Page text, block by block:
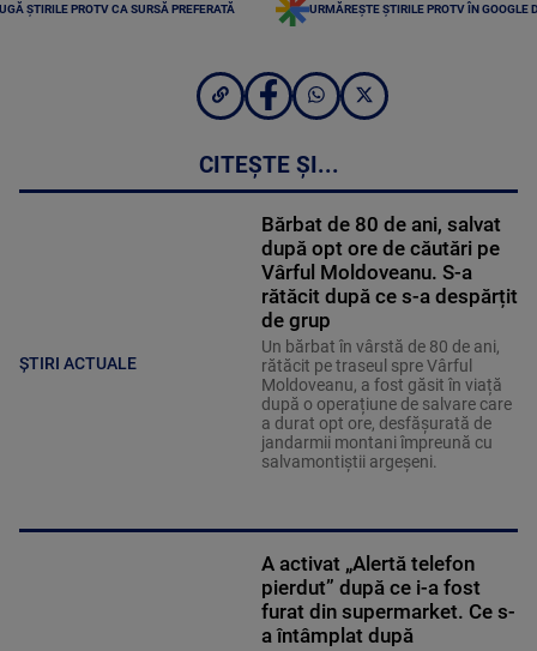
ȘTIRILE PROTV CA SURSĂ PREFERATĂ URMĂREȘTE ȘTIRILE PROTV ÎN GOOGLE
CITEȘTE ȘI...
ȘTIRI ACTUALE
Bărbat de 80 de ani, salvat
după opt ore de căutări pe
Vârful Moldoveanu. S-a
rătăcit după ce s-a despărțit
de grup
Un bărbat în vârstă de 80 de ani,
rătăcit pe traseul spre Vârful
Moldoveanu, a fost găsit în viață
după o operațiune de salvare care
a durat opt ore, desfășurată de
jandarmii montani împreună cu
salvamontiștii argeșeni.
A activat „Alertă telefon
pierdut” după ce i-a fost
furat din supermarket. Ce s-
a întâmplat după